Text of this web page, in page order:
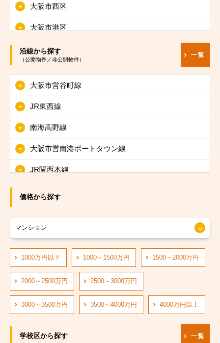
大阪市西区
大阪市港区
大阪市大正区
大阪市浪速区
大阪市西淀川区
大阪市東淀川区
大阪市東成区
大阪市生野区
大阪市旭区
大阪市城東区
大阪市阿倍野区
大阪市住吉区
大阪市東住吉区
大阪市西成区
沿線から探す
（公開物件／非公開物件）
一覧
大阪市営谷町線
JR東西線
南海高野線
大阪市営南港ポートタウン線
JR関西本線
大阪市営長堀鶴見緑地線
大阪市営四つ橋線
阪神なんば線
阪急神戸線
阪堺電軌阪堺線
価格から探す
1000万円以下 1000～1500万円 1500～2000万円
2000～2500万円 2500～3000万円
3000～3500万円 3500～4000万円 4000万円以上
学校区から探す 一覧